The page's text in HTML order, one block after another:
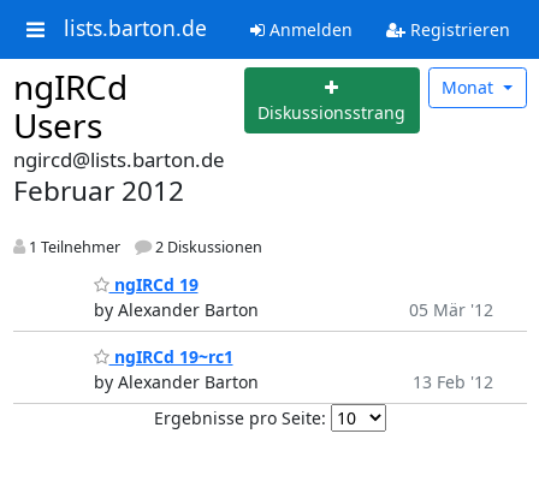
lists.barton.de Anmelden Registrieren
ngIRCd
Users
Diskussionsstrang
Monat
ngircd@lists.barton.de
Februar 2012
1 Teilnehmer 2 Diskussionen
ngIRCd 19
by Alexander Barton
05 Mär '12
ngIRCd 19~rc1
by Alexander Barton
13 Feb '12
Ergebnisse pro Seite: